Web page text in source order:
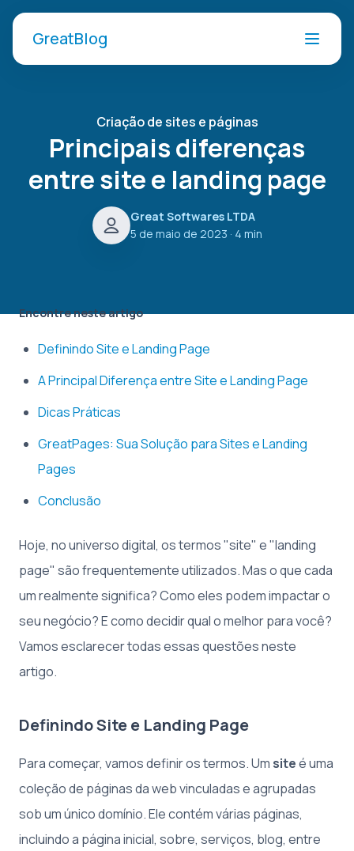
GreatBlog
Criação de sites e páginas
Principais diferenças
entre site e landing page
Great Softwares LTDA
5 de maio de 2023 · 4 min
Encontre neste artigo
Definindo Site e Landing Page
A Principal Diferença entre Site e Landing Page
Dicas Práticas
GreatPages: Sua Solução para Sites e Landing
Pages
Conclusão
Hoje, no universo digital, os termos "site" e "landing
page" são frequentemente utilizados. Mas o que cada
um realmente significa? Como eles podem impactar o
seu negócio? E como decidir qual o melhor para você?
Vamos esclarecer todas essas questões neste
artigo.
Definindo Site e Landing Page
Para começar, vamos definir os termos. Um siteé uma
coleção de páginas da web vinculadas e agrupadas
sob um único domínio. Ele contém várias páginas,
incluindo a página inicial, sobre, serviços, blog, entre